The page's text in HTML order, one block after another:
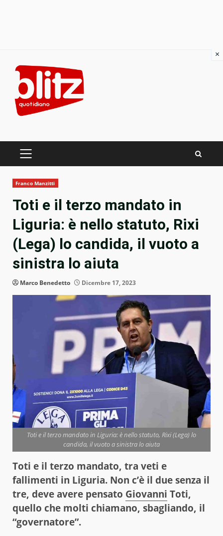
content
PRIMARY
Franco Manzitti
Toti e il terzo mandato in
Liguria: è nello statuto, Rixi
(Lega) lo candida, il vuoto a
sinistra lo aiuta
Marco Benedetto Dicembre 17, 2023
Toti e il terzo mandato in Liguria: è nello statuto, Rixi (Lega) lo
candida, il vuoto a sinistra lo aiuta
Toti e il terzo mandato, tra veti e
fallimenti in Liguria. Non c’è il due senza il
tre, deve avere pensato Giovanni Toti,
quello che molti chiamano, sbagliando, il
“governatore”.
×